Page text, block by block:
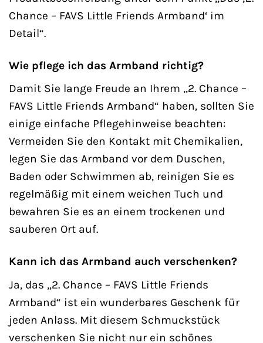
Chance – FAVS Little Friends Armband‘ im
Detail“.
Wie pflege ich das Armband richtig?
Damit Sie lange Freude an Ihrem „2. Chance –
FAVS Little Friends Armband“ haben, sollten Sie
einige einfache Pflegehinweise beachten:
Vermeiden Sie den Kontakt mit Chemikalien,
legen Sie das Armband vor dem Duschen,
Baden oder Schwimmen ab, reinigen Sie es
regelmäßig mit einem weichen Tuch und
bewahren Sie es an einem trockenen und
sauberen Ort auf.
Kann ich das Armband auch verschenken?
Ja, das „2. Chance – FAVS Little Friends
Armband“ ist ein wunderbares Geschenk für
jeden Anlass. Mit diesem Schmuckstück
verschenken Sie nicht nur ein schönes